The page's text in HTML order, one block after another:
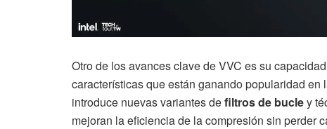
Otro de los avances clave de VVC es su
características que están ganando popularidad
introduce nuevas variantes defiltros de bucley
mejoran la eficiencia de la compresión sin perder